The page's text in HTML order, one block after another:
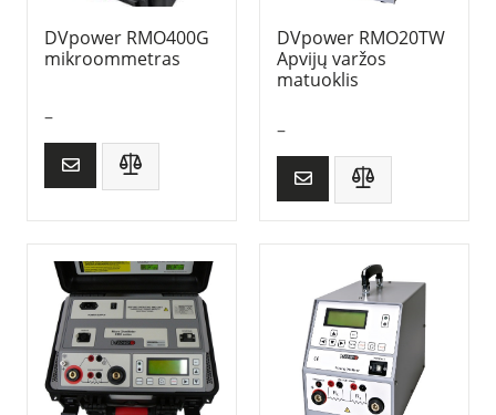
DVpower RMO400G
mikroommetras
–
DVpower RMO20TW
Apvijų varžos
matuoklis
–